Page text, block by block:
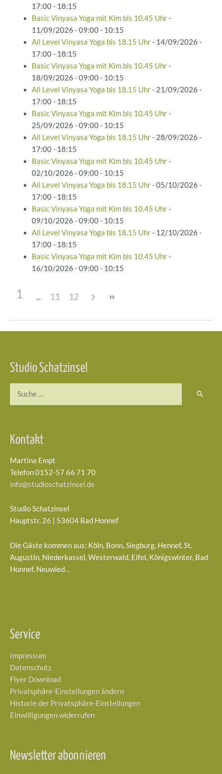
17:00 - 18:15
Basic Vinyasa Yoga mit Kim bis 10.45 Uhr-
11/09/2026 - 09:00 - 10:15
All Level Vinyasa Yoga bis 18.15 Uhr- 14/09/2026 -
17:00 - 18:15
Basic Vinyasa Yoga mit Kim bis 10.45 Uhr-
18/09/2026 - 09:00 - 10:15
All Level Vinyasa Yoga bis 18.15 Uhr- 21/09/2026 -
17:00 - 18:15
Basic Vinyasa Yoga mit Kim bis 10.45 Uhr-
25/09/2026 - 09:00 - 10:15
All Level Vinyasa Yoga bis 18.15 Uhr- 28/09/2026 -
17:00 - 18:15
Basic Vinyasa Yoga mit Kim bis 10.45 Uhr-
02/10/2026 - 09:00 - 10:15
All Level Vinyasa Yoga bis 18.15 Uhr- 05/10/2026 -
17:00 - 18:15
Basic Vinyasa Yoga mit Kim bis 10.45 Uhr-
09/10/2026 - 09:00 - 10:15
All Level Vinyasa Yoga bis 18.15 Uhr- 12/10/2026 -
17:00 - 18:15
Basic Vinyasa Yoga mit Kim bis 10.45 Uhr-
16/10/2026 - 09:00 - 10:15
1 11 12
Studio Schatzinsel
Kontakt
Martina Empt
Telefon 0152-57 66 71 70
info@studioschatzinsel.de
Studio Schatzinsel
Hauptstr. 26 | 53604 Bad Honnef
Die Gäste kommen aus: Köln, Bonn, Siegburg, Hennef, St.
Augustin, Niederkassel, Westerwald, Eifel, Königswinter, Bad
Honnef, Neuwied…
Service
Impressum
Datenschutz
Flyer Download
Privatsphäre-Einstellungen ändern
Historie der Privatsphäre-Einstellungen
Einwilligungen widerrufen
Newsletter abonnieren